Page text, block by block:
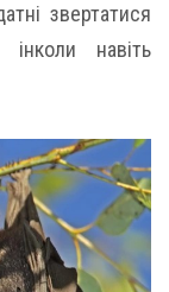
звертатися
навіть